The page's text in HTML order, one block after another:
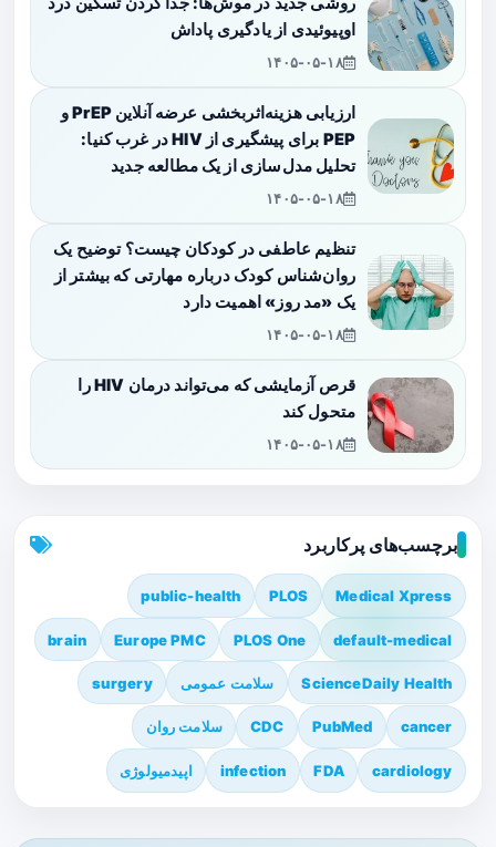
اوپیوئیدی از یادگیری پاداش
۱۴۰۵-۰۵-۱۸
ارزیابی هزینه‌اثربخشی عرضه آنلاین PrEP و
PEP برای پیشگیری از HIV در غرب کنیا:
تحلیل مدل‌سازی از یک مطالعه جدید
۱۴۰۵-۰۵-۱۸
تنظیم عاطفی در کودکان چیست؟ توضیح یک
روان‌شناس کودک درباره مهارتی که بیشتر از
یک «مد روز» اهمیت دارد
۱۴۰۵-۰۵-۱۸
قرص آزمایشی که می‌تواند درمان HIV را
متحول کند
۱۴۰۵-۰۵-۱۸
برچسب‌های پرکاربرد
Medical Xpress
PLOS
public-health
default-medical
PLOS One
Europe PMC
brain
ScienceDaily Health سلامت عمومی surgery
cancer
PubMed
CDC سلامت روان
cardiology
FDA
infection اپیدمیولوژی